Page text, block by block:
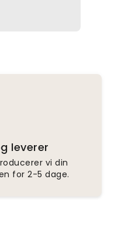
leverer
vi din
for 2-5 dage.